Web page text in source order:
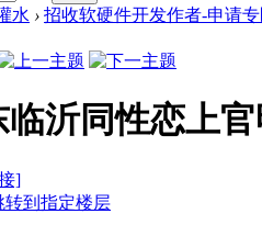
水 › 招收软硬件开发作者-申请专
临沂同性恋上
]